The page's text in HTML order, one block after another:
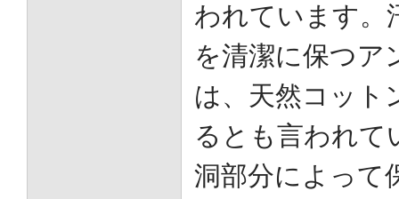
われています。
を清潔に保つア
は、天然コット
るとも言われて
洞部分によって